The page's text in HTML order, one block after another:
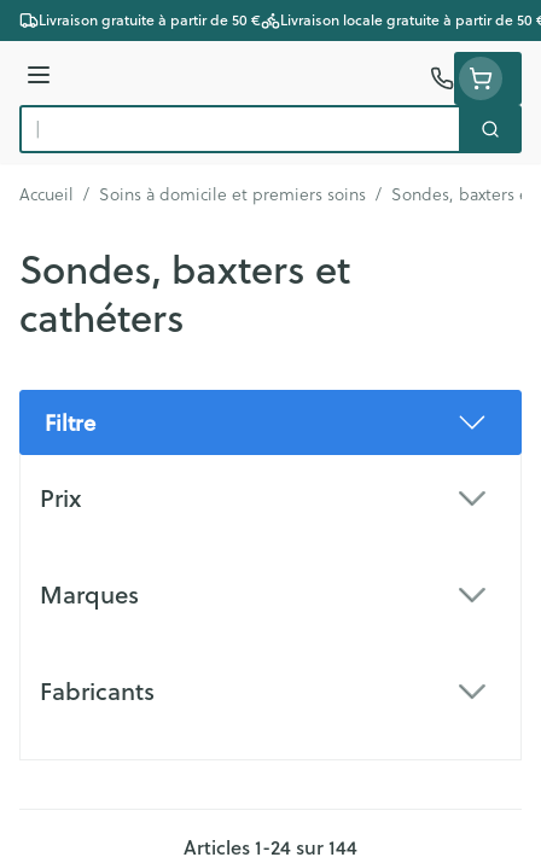
Aller au contenu
Livraison gratuite à partir de 50 € Livraison locale gratuite à partir de 50
Menu
Rechercher
Accueil / Soins à domicile et premiers soins / Sondes, baxters et
Sondes, baxters et
cathéters
Filtre
Prix
Marques
Fabricants
Articles1-24sur144